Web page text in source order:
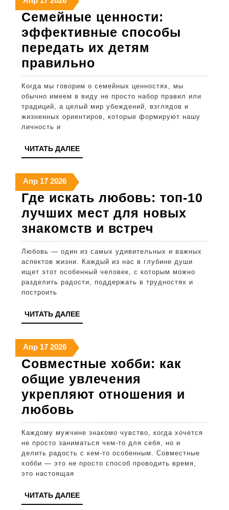
апреля
2026
апреля
2026
апреля
2026
Семейные ценности:
эффективные способы
передать их детям
правильно
ценности:
эффективные
способы
передать
Когда мы говорим о семейных ценностях, мы
обычно имеем в виду не просто набор правил или
традиций, а целый мир убеждений, взглядов и
жизненных ориентиров, которые формируют нашу
личность и
ЧИТАТЬ ДАЛЕЕЧИТАТЬ
ДАЛЕЕ
Апр17
апреля
2026
1717
апреля
2026
202617
апреля
2026
Где искать любовь: топ-10
лучших мест для новых
знакомств и встреч
искать
любовь:
топ-10
лучших
и
Любовь — один из самых удивительных и важных
аспектов жизни. Каждый из нас в глубине души
ищет этот особенный человек, с которым можно
разделить радости, поддержать в трудностях и
построить
ЧИТАТЬ ДАЛЕЕЧИТАТЬ
ДАЛЕЕ
Апр17
апреля
2026
1717
апреля
2026
202617
апреля
2026
Совместные хобби: как
общие увлечения
укрепляют отношения и
любовь
хобби:
как
общие
увлечения
отношения
Каждому мужчине знакомо чувство, когда хочется
не просто заниматься чем-то для себя, но и
делить радость с кем-то особенным. Совместные
хобби — это не просто способ проводить время,
это настоящая
ЧИТАТЬ ДАЛЕЕЧИТАТЬ
ДАЛЕЕ